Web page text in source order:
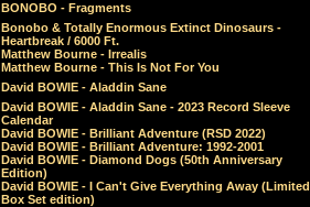
BONOBO - Fragments
Bonobo & Totally Enormous Extinct Dinosaurs -
Heartbreak / 6000 Ft.
Matthew Bourne - Irrealis
Matthew Bourne - This Is Not For You
David BOWIE - Aladdin Sane
David BOWIE - Aladdin Sane - 2023 Record Sleeve
Calendar
David BOWIE - Brilliant Adventure (RSD 2022)
David BOWIE - Brilliant Adventure: 1992-2001
David BOWIE - Diamond Dogs (50th Anniversary
Edition)
David BOWIE - I Can't Give Everything Away (Limited
Box Set edition)